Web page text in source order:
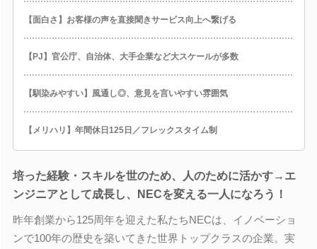
【面白さ】お客様の声を直接聞きサービス向上へ繋げる
【PJ】官公庁、自治体、大手企業など大スケールが多数
【馴染みやすい】風通し◎、意見を言いやすい雰囲気
【メリハリ】年間休日125日／フレックスタイム制
培った経験・スキルを世のため、人のために活かす→エ
ンジニアとして成長し、NECを変える一人になろう！
昨年創業から125周年を迎えた私たちNECは、イノベーショ
ンで100年の歴史を築いてきた世界トップクラスの企業。実